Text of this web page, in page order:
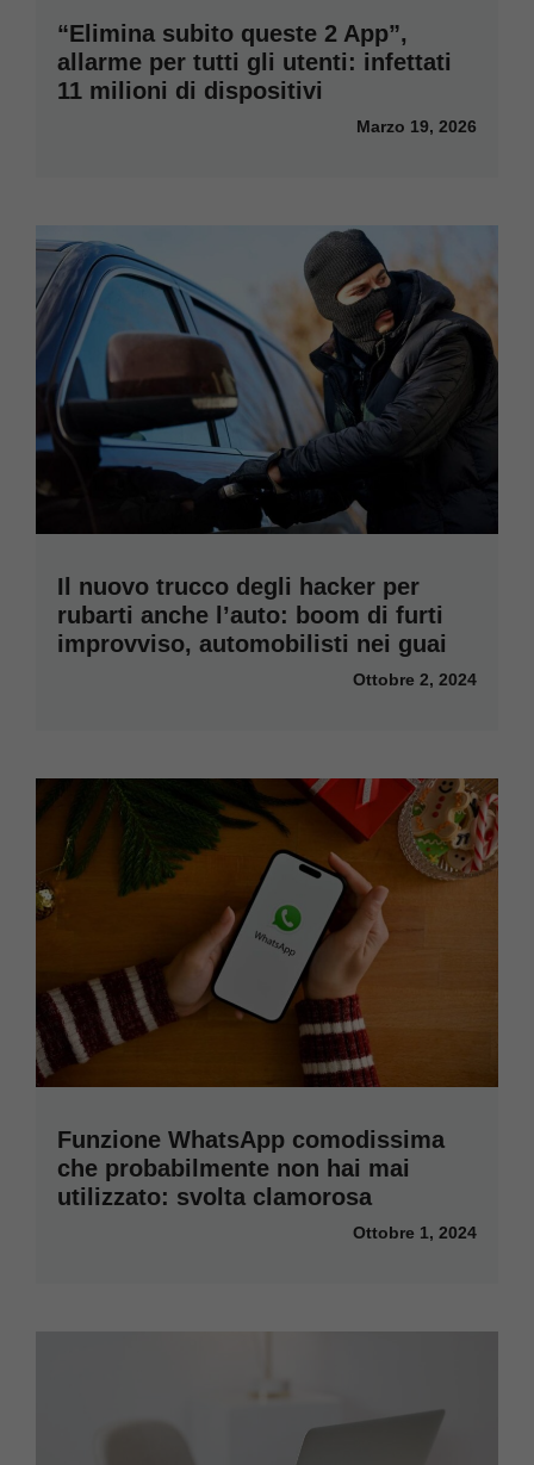
“Elimina subito queste 2 App”,
allarme per tutti gli utenti: infettati
11 milioni di dispositivi
Marzo 19, 2026
Il nuovo trucco degli hacker per
rubarti anche l’auto: boom di furti
improvviso, automobilisti nei guai
Ottobre 2, 2024
Funzione WhatsApp comodissima
che probabilmente non hai mai
utilizzato: svolta clamorosa
Ottobre 1, 2024